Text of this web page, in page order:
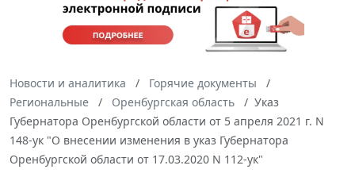
Новости и аналитика
Горячие документы
Региональные
Оренбургская область
Указ
Губернатора Оренбургской области от 5 апреля 2021 г. N
148-ук "О внесении изменения в указ Губернатора
Оренбургской области от 17.03.2020 N 112-ук"